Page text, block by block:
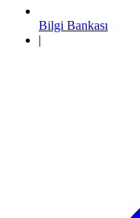
Bilgi Bankası
|